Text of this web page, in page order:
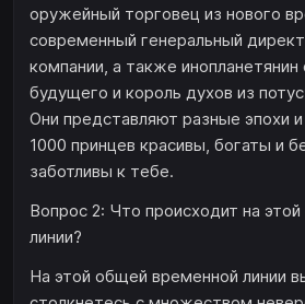
оружейный торговец из нового
современный генеральный
компании, а также инопланетянин
будущего и король духов из
Они представляют разные эпохи
1000 принцев красивы, богаты и
заботливы к тебе.
Вопрос 2: Что происходит на
линии?
На этой общей временной линии